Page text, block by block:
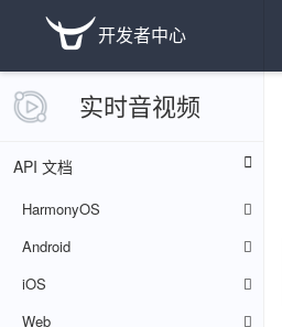
开发者中心
实时音视频
API 文档
HarmonyOS
Android
iOS
Web